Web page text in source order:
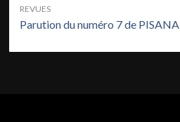
REVUES
Parution du numéro 7 de PISANA